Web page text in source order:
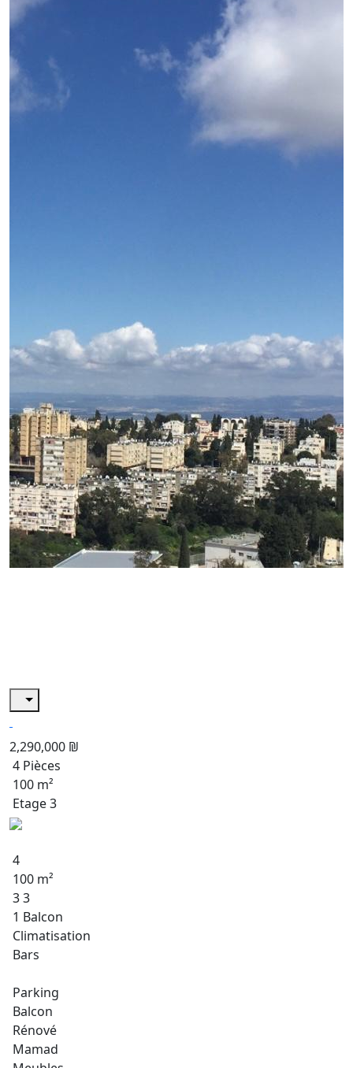
2,290,000 ₪
4 Pièces
100 m²
Etage 3
4
100 m²
3 3
1 Balcon
Climatisation
Bars
Parking
Balcon
Rénové
Mamad